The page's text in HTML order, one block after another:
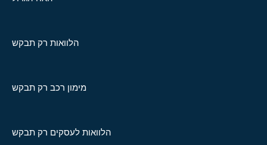
הלוואות רק תבקש
מימון רכב רק תבקש
הלוואות לעסקים רק תבקש